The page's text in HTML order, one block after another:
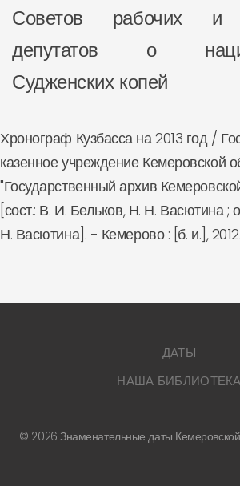
Советов рабочих и
депутатов о
Судженских копей
Хронограф Кузбасса на 2013 год /
казенное учреждение Кемеровской
"Государственный архив
[сост.: В. И. Бельков, Н. Н. Васютина ;
Н. Васютина]. - Кемерово : [б. и.],
ДАТЫ
НАША БИБЛИОТЕКА
© 2026 Знаменательные даты